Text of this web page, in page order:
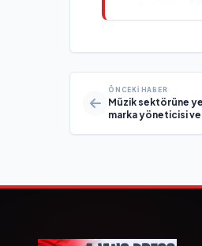
ÖNCEKI HABER
Müzik sektörüne
marka yöneticisi ve